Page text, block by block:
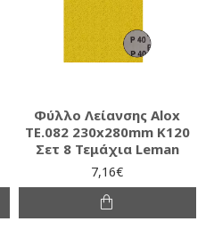
Φύλλο Λείανσης Alox
TE.082 230x280mm K120
Σετ 8 Τεμάχια Leman
7,16€